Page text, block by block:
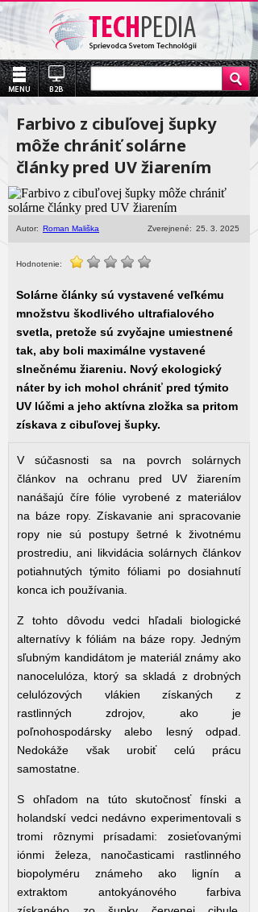
Farbivo z cibuľovej šupky
môže chrániť solárne
články pred UV žiarením
Autor: Roman Mališka Zverejnené: 25. 3. 2025
Hodnotenie:
Solárne články sú vystavené veľkému
množstvu škodlivého ultrafialového
svetla, pretože sú zvyčajne umiestnené
tak, aby boli maximálne vystavené
slnečnému žiareniu. Nový ekologický
náter by ich mohol chrániť pred týmito
UV lúčmi a jeho aktívna zložka sa pritom
získava z cibuľovej šupky.
V súčasnosti sa na povrch solárnych
článkov na ochranu pred UV žiarením
nanášajú číre fólie vyrobené z materiálov
na báze ropy. Získavanie ani spracovanie
ropy nie sú postupy šetrné k životnému
prostrediu, ani likvidácia solárnych článkov
potiahnutých týmito fóliami po dosiahnutí
konca ich používania.
Z tohto dôvodu vedci hľadali biologické
alternatívy k fóliám na báze ropy. Jedným
sľubným kandidátom je materiál známy ako
nanocelulóza, ktorý sa skladá z drobných
celulózových vlákien získaných z
rastlinných zdrojov, ako je
poľnohospodársky alebo lesný odpad.
Nedokáže však urobiť celú prácu
samostatne.
S ohľadom na túto skutočnosť fínski a
holandskí vedci nedávno experimentovali s
tromi rôznymi prísadami: zosieťovanými
iónmi železa, nanočasticami rastlinného
biopolyméru známeho ako lignín a
extraktom antokyánového farbiva